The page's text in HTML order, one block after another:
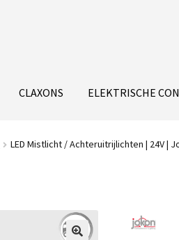
CLAXONS ELEKTRISCHE
LED Mistlicht / Achteruitrijlichten | 24V |